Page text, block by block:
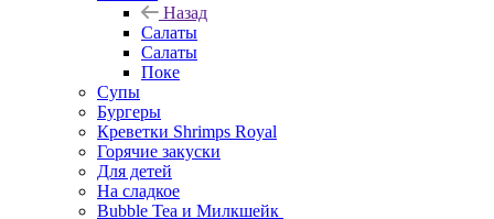
Назад
Салаты
Салаты
Поке
Супы
Бургеры
Креветки Shrimps Royal
Горячие закуски
Для детей
На сладкое
Bubble Tea и Милкшейк